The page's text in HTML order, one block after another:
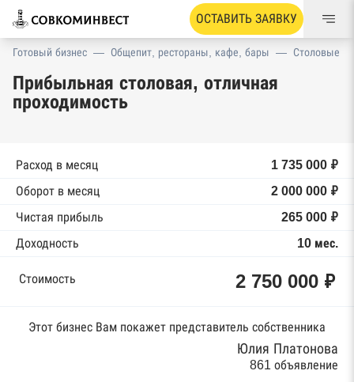
ОСТАВИТЬ ЗАЯВКУ
Готовый бизнес — Общепит, рестораны, кафе, бары — Столовые
Прибыльная столовая, отличная
проходимость
Расход в месяц
1 735 000 ₽
Оборот в месяц
2 000 000 ₽
Чистая прибыль
265 000 ₽
Доходность
10 мес.
Стоимость 2 750 000 ₽
Этот бизнес Вам покажет представитель собственника
Юлия Платонова
861 объявление